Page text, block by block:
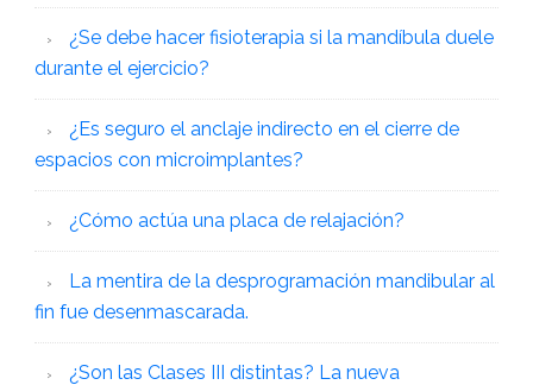
¿Se debe hacer fisioterapia si la mandíbula duele
durante el ejercicio?
¿Es seguro el anclaje indirecto en el cierre de
espacios con microimplantes?
¿Cómo actúa una placa de relajación?
La mentira de la desprogramación mandibular al
fin fue desenmascarada.
¿Son las Clases III distintas? La nueva